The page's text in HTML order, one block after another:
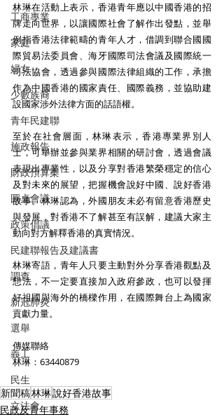
工商專業
家庭
婦女
少數族裔
青年民建聯
施政報告
財政預算案
圓桌會議
政策倡議
民建聯報告及建議書
調查
新冠肺炎
選舉
義工
民生
立法會
林琳在活動上表示，香港青年應以中國香港的招
牌走向世界，以讓國際社會了解作出發點，並舉
例指香港法律範疇的青年人才，借調到聯合國國
際貿易法委員會、海牙國際司法會議及國際統一
司法協會，透過參與國際法律組織的工作，承擔
作為中國香港的國家責任、國際義務，並協助建
設國家涉外法律方面的話語權。
至於在社會層面，林琳表示，香港專業界別人
士，可舉辦並參與業界相關的研討會，透過會議
表現出專業性，以及分享對香港繁榮穩定的信心
及對未來的展望，把握機會說好中國、說好香港
故事。林琳認為，外國朋友未必有留意香港歷史
與發展，對香港不了解甚至有誤解，建議大家主
動向對方解釋香港的真實情況。
林琳寄語，青年人只要主動對外分享香港觀點及
想法，不一定要直接加入政府參政，也可以發揮
好祖國與海外的橋樑作用，在國際舞台上為國家
貢獻力量。
傳媒聯絡
林琳：63440879
新聞稿林琳說好香港故事
民政及青年事務